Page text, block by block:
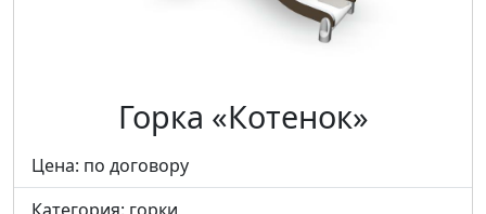
Горка «Котенок»
Цена: по договору